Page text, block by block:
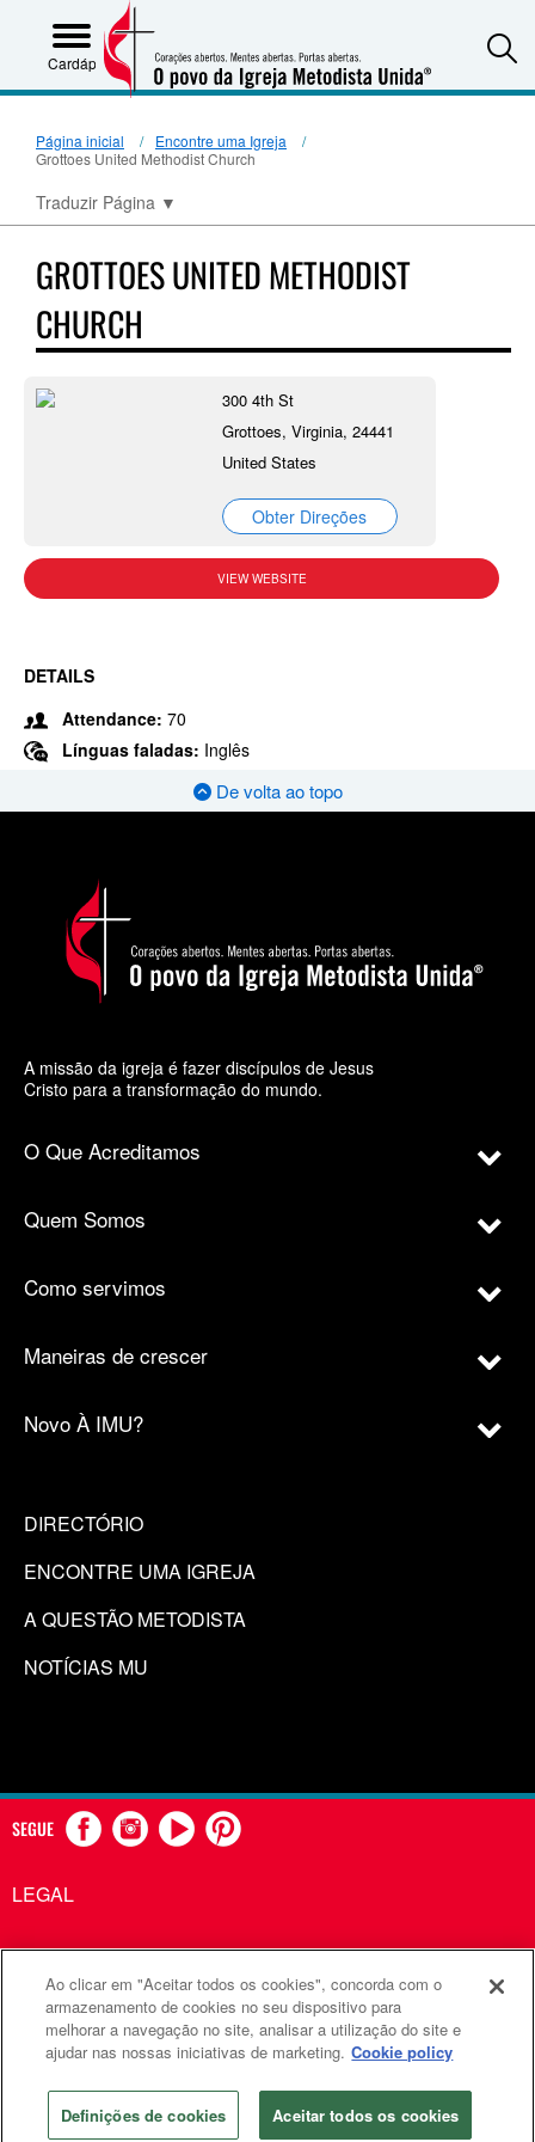
Cardápio
Página inicial
Encontre uma Igreja
Grottoes United Methodist Church
Traduzir Página ▼
GROTTOES UNITED METHODIST
CHURCH
300 4th St
Grottoes, Virginia, 24441
United States
Obter Direções
VIEW WEBSITE
DETAILS
Attendance: 70
Línguas faladas: Inglês
De volta ao topo
A missão da igreja é fazer discípulos de Jesus
Cristo para a transformação do mundo.
O Que Acreditamos
Quem Somos
Como servimos
Maneiras de crescer
Novo À IMU?
DIRECTÓRIO
ENCONTRE UMA IGREJA
A QUESTÃO METODISTA
NOTÍCIAS MU
SEGUE
LEGAL
Comunicações Metodistas Unidas é uma agência da Igreja
Metodista Unida
©2026 Comunicações Metodistas Unidas. Todos os direitos
reservados
Ao clicar em "Aceitar todos os cookies", concorda com o
armazenamento de cookies no seu dispositivo para
melhorar a navegação no site, analisar a utilização do site e
ajudar nas nossas iniciativas de marketing. Cookie policy
Definições de cookies Aceitar todos os cookies